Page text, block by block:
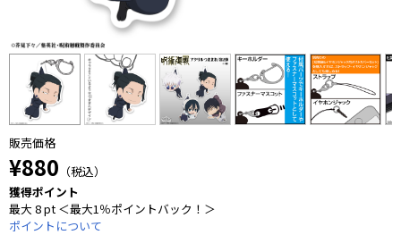
販売価格
¥880 （税込）
獲得ポイント
最大 8 pt ＜最大1％ポイントバック！＞
ポイントについて